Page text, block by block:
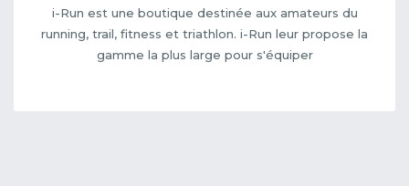
i-Run est une boutique destinée aux amateurs du
running, trail, fitness et triathlon. i-Run leur propose la
gamme la plus large pour s'équiper